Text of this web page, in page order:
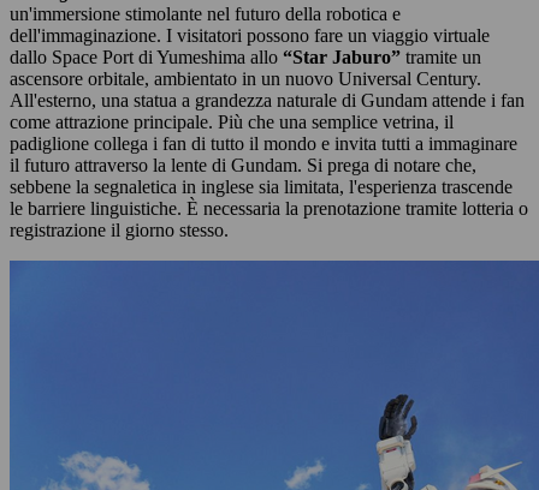
un'immersione stimolante nel futuro della robotica e
dell'immaginazione. I visitatori possono fare un viaggio virtuale
dallo Space Port di Yumeshima allo “Star Jaburo” tramite un
ascensore orbitale, ambientato in un nuovo Universal Century.
All'esterno, una statua a grandezza naturale di Gundam attende i fan
come attrazione principale. Più che una semplice vetrina, il
padiglione collega i fan di tutto il mondo e invita tutti a immaginare
il futuro attraverso la lente di Gundam. Si prega di notare che,
sebbene la segnaletica in inglese sia limitata, l'esperienza trascende
le barriere linguistiche. È necessaria la prenotazione tramite lotteria o
registrazione il giorno stesso.